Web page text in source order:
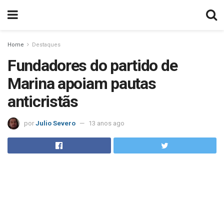
Home Destaques
Fundadores do partido de
Marina apoiam pautas
anticristãs
por Julio Severo 13 anos ago